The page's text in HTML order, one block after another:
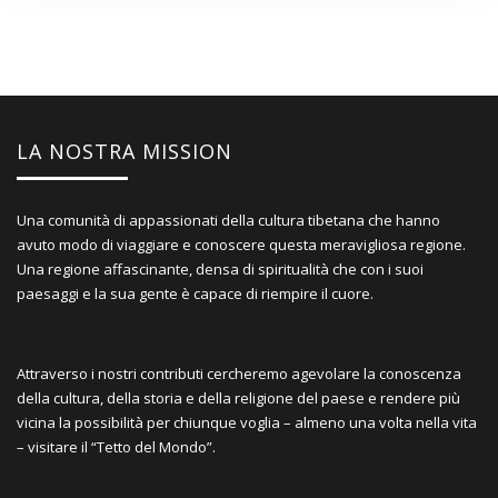
LA NOSTRA MISSION
Una comunità di appassionati della cultura tibetana che hanno
avuto modo di viaggiare e conoscere questa meravigliosa regione.
Una regione affascinante, densa di spiritualità che con i suoi
paesaggi e la sua gente è capace di riempire il cuore.
Attraverso i nostri contributi cercheremo agevolare la conoscenza
della cultura, della storia e della religione del paese e rendere più
vicina la possibilità per chiunque voglia – almeno una volta nella vita
– visitare il “Tetto del Mondo”.